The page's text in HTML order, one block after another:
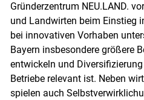
Gründerzentrum NEU.LAND.
und Landwirten beim Einstieg
bei innovativen Vorhaben
Bayern insbesondere größere
entwickeln und
Betriebe relevant ist. Neben
spielen auch